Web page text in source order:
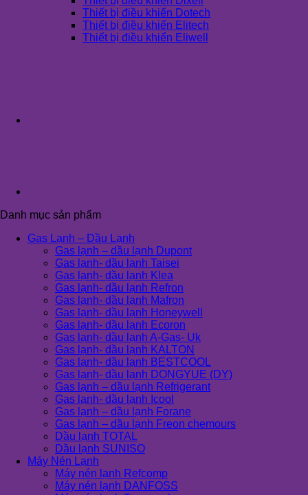
Thiết bị điều khiển Dotech
Thiết bị điều khiển Elitech
Thiết bị điều khiển Eliwell
Danh mục sản phẩm
Gas Lạnh – Dầu Lạnh
Gas lạnh – dầu lạnh Dupont
Gas lạnh- dầu lạnh Taisei
Gas lạnh- dầu lạnh Klea
Gas lạnh- dầu lạnh Refron
Gas lạnh- dầu lạnh Mafron
Gas lạnh- dầu lạnh Honeywell
Gas lạnh- dầu lạnh Ecoron
Gas lạnh- dầu lạnh A-Gas- Uk
Gas lạnh- dầu lạnh KALTON
Gas lạnh- dầu lạnh BESTCOOL
Gas lạnh- dầu lạnh DONGYUE (DY)
Gas lạnh – dầu lạnh Refrigerant
Gas lạnh- dầu lạnh Icool
Gas lạnh – dầu lạnh Forane
Gas lạnh – dầu lạnh Freon chemours
Dầu lạnh TOTAL
Dầu lạnh SUNISO
Máy Nén Lạnh
Máy nén lạnh Refcomp
Máy nén lạnh DANFOSS